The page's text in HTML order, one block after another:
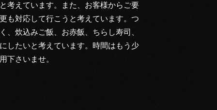
考えています。また、お客様からご要
も対応して行こうと考えています。つ
、炊込みご飯、お赤飯、ちらし寿司、
したいと考えています。時間はもう少
下さいませ。